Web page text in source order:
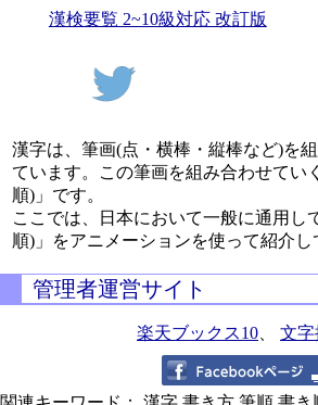
漢検要覧 2~10級対応 改訂版
漢字は、筆画(点・横棒・縦棒など)を
ています。この筆画を組み合わせてい
順)」です。
ここでは、日本において一般に通用し
順)」をアニメーションを使って紹介し
管理者運営サイト
楽天ブックス10 文字